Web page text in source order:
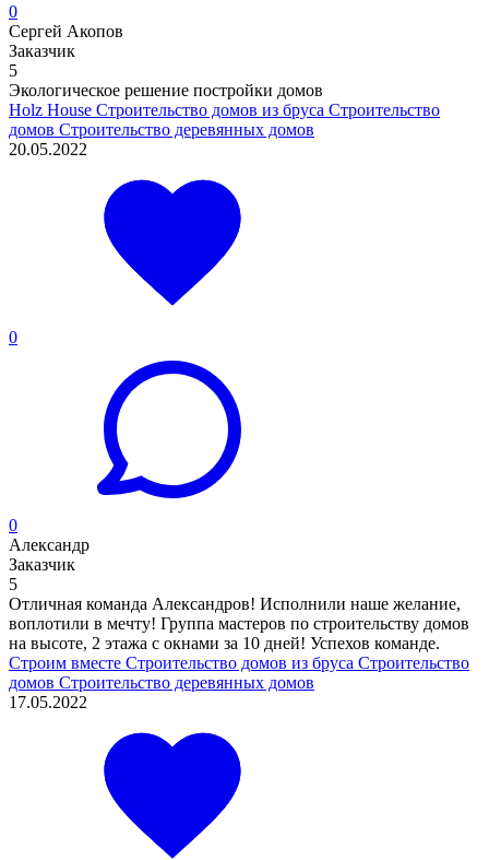
0
Сергей Акопов
Заказчик
5
Экологическое решение постройки домов
Holz House Строительство домов из бруса Строительство
домов Строительство деревянных домов
20.05.2022
0
0
Александр
Заказчик
5
Отличная команда Александров! Исполнили наше желание,
воплотили в мечту! Группа мастеров по строительству домов
на высоте, 2 этажа с окнами за 10 дней! Успехов команде.
Строим вместе Строительство домов из бруса Строительство
домов Строительство деревянных домов
17.05.2022